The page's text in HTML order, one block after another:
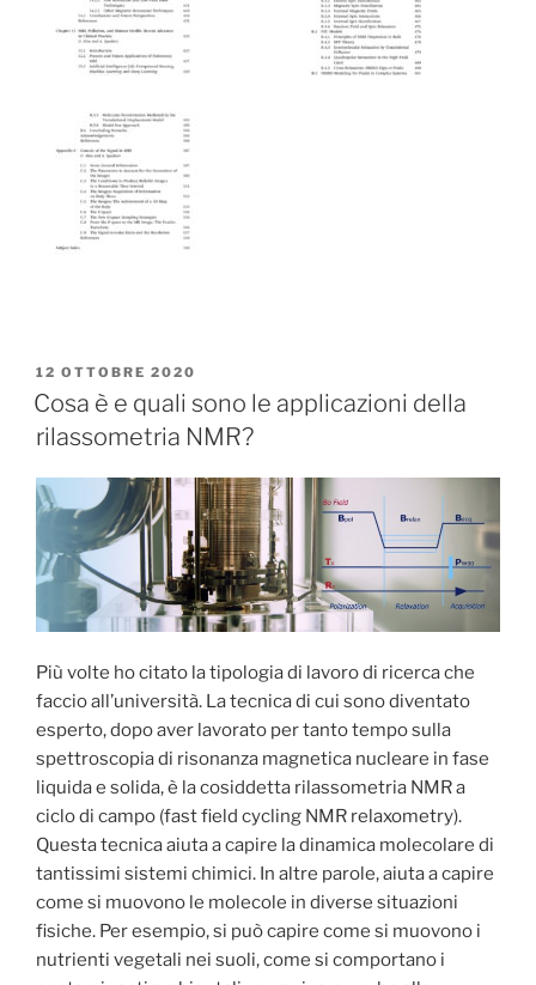
PUBBLICATO
IL
12 OTTOBRE 2020
Cosa è e quali sono le applicazioni della
rilassometria NMR?
Più volte ho citato la tipologia di lavoro di ricerca che
faccio all’università. La tecnica di cui sono diventato
esperto, dopo aver lavorato per tanto tempo sulla
spettroscopia di risonanza magnetica nucleare in fase
liquida e solida, è la cosiddetta rilassometria NMR a
ciclo di campo (fast field cycling NMR relaxometry).
Questa tecnica aiuta a capire la dinamica molecolare di
tantissimi sistemi chimici. In altre parole, aiuta a capire
come si muovono le molecole in diverse situazioni
fisiche. Per esempio, si può capire come si muovono i
nutrienti vegetali nei suoli, come si comportano i